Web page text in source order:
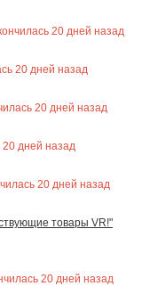
20 дней назад
20 дней назад
20 дней назад
20 дней назад
20 дней назад
товары VR!"
20 дней назад